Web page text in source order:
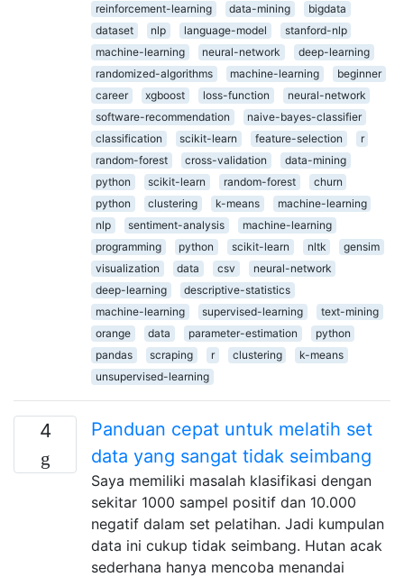
reinforcement-learning
data-mining
bigdata
dataset
nlp language-model
stanford-nlp
machine-learning
neural-network
deep-learning
randomized-algorithms
machine-learning
beginner
career
xgboost loss-function
neural-network
software-recommendation
naive-bayes-classifier
classification
scikit-learn feature-selection
r
random-forest
cross-validation
data-mining
python
scikit-learn random-forest
churn
python
clustering k-means
machine-learning
nlp
sentiment-analysis
machine-learning
programming
python scikit-learn nltk
gensim
visualization
data csv
neural-network
deep-learning
descriptive-statistics
machine-learning
supervised-learning
text-mining
orange
data parameter-estimation
python
pandas
scraping r clustering
k-means
unsupervised-learning
4
Panduan cepat untuk melatih set
data yang sangat tidak seimbang
Saya memiliki masalah klasifikasi dengan
sekitar 1000 sampel positif dan 10.000
negatif dalam set pelatihan. Jadi kumpulan
data ini cukup tidak seimbang. Hutan acak
sederhana hanya mencoba menandai